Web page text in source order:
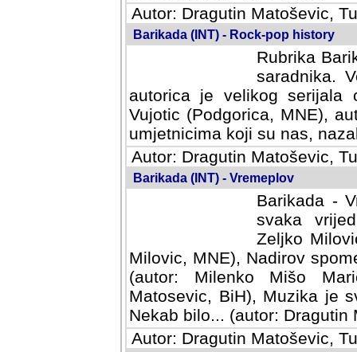
Autor: Dragutin Matoševic,
Barikada (INT) - Rock-pop history
Rubrika
saradnika.
autorica je velikog serijala
Vujotic (Podgorica, MNE),
umjetnicima koji su nas,
Autor: Dragutin Matoševic,
Barikada (INT) - Vremeplov
Barikada -
svaka
Milovic,
MNE), Nadirov spomenar
Milenko Mišo Maric, UK),
Muzika je svirala (autor:
(autor: Dragutin Matosevic,
Autor: Dragutin Matoševic,